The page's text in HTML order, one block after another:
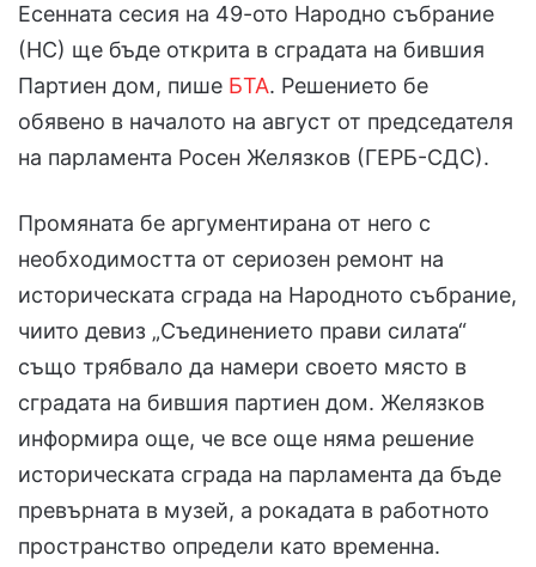
Есенната сесия на 49-ото Народно събрание
(НС) ще бъде открита в сградата на бившия
Партиен дом, пише БТА. Решението бе
обявено в началото на август от председателя
на парламента Росен Желязков (ГЕРБ-СДС).
Промяната бе аргументирана от него с
необходимостта от сериозен ремонт на
историческата сграда на Народното събрание,
чиито девиз „Съединението прави силата“
също трябвало да намери своето място в
сградата на бившия партиен дом. Желязков
информира още, че все още няма решение
историческата сграда на парламента да бъде
превърната в музей, а рокадата в работното
пространство определи като временна.